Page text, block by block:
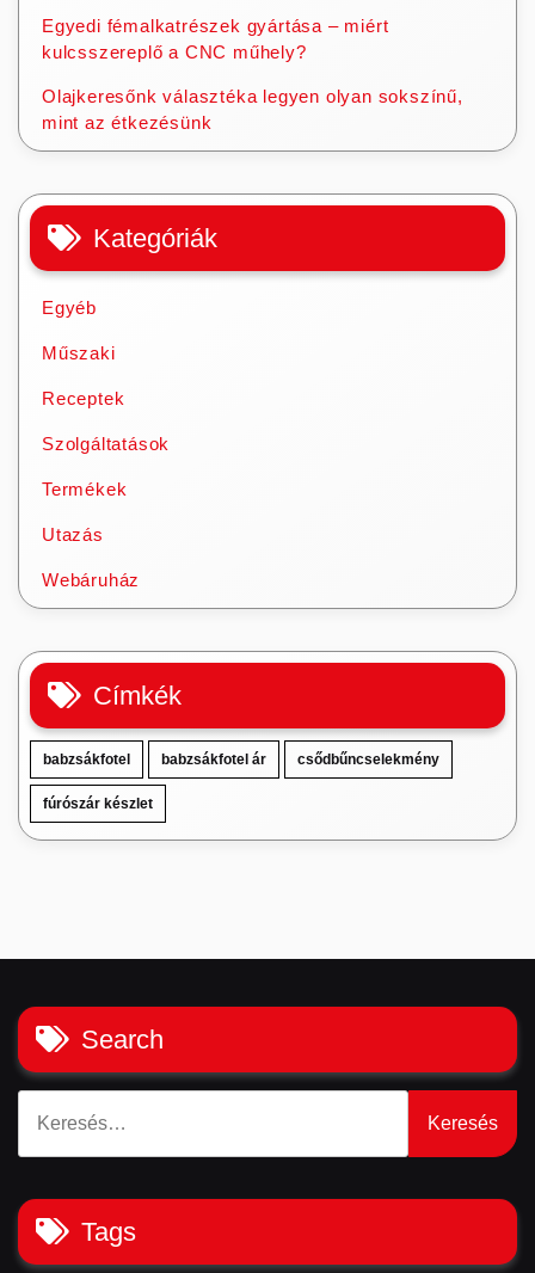
Egyedi fémalkatrészek gyártása – miért
kulcsszereplő a CNC műhely?
Olajkeresőnk választéka legyen olyan sokszínű,
mint az étkezésünk
Kategóriák
Egyéb
Műszaki
Receptek
Szolgáltatások
Termékek
Utazás
Webáruház
Címkék
babzsákfotel babzsákfotel ár csődbűncselekmény
fúrószár készlet
Search
Tags